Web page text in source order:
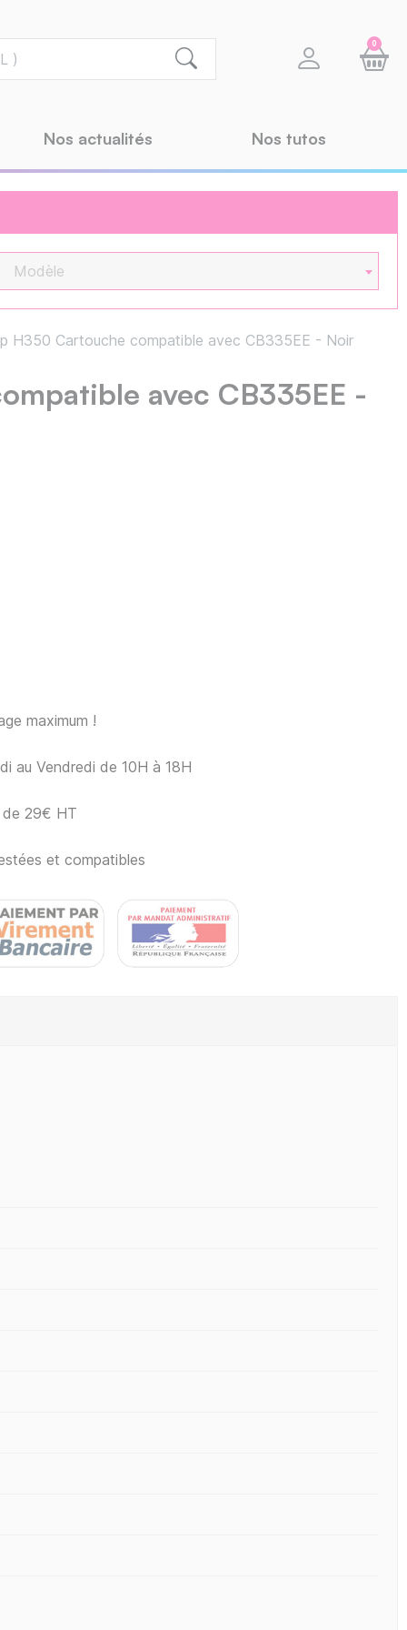
0
Nos actualités Nos tutos
Modèle
H350 Cartouche compatible avec CB335EE - Noir
avec CB335EE -
maximum !
au Vendredi de 10H à 18H
29€ HT
et compatibles